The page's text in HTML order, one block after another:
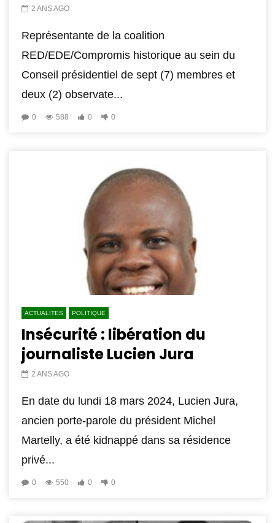
2 ANS AGO
Représentante de la coalition
RED/EDE/Compromis historique au sein du
Conseil présidentiel de sept (7) membres et
deux (2) observate...
0 588 0 0
ACTUALITES POLITIQUE
Insécurité : libération du
journaliste Lucien Jura
2 ANS AGO
En date du lundi 18 mars 2024, Lucien Jura,
ancien porte-parole du président Michel
Martelly, a été kidnappé dans sa résidence
privé...
0 550 0 0